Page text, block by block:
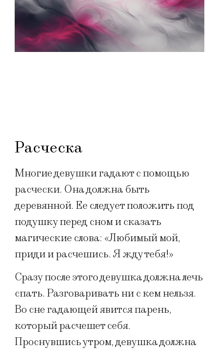
Расческа
Многие девушки гадают с помощью
расчески. Она должна быть
деревянной. Ее следует положить под
подушку перед сном и сказать
магические слова: «Любимый мой,
приди и расчешись. Я жду тебя!»
Сразу после этого девушка должна лечь
спать. Разговаривать ни с кем нельзя.
Во сне гадающей явится парень,
который расчешет себя.
Проснувшись утром, девушка должна